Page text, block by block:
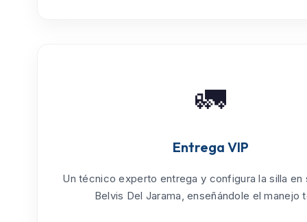
🚛
Entrega VIP
Un técnico experto entrega y configura la silla en
Belvis Del Jarama, enseñándole el manejo